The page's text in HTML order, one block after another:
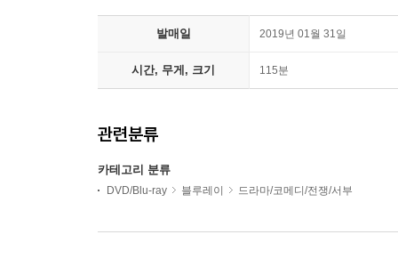
발매일 2019년 01월 31일
시간, 무게, 크기 115분
관련분류
카테고리 분류
DVD/Blu-ray 블루레이 드라마/코메디/전쟁/서부